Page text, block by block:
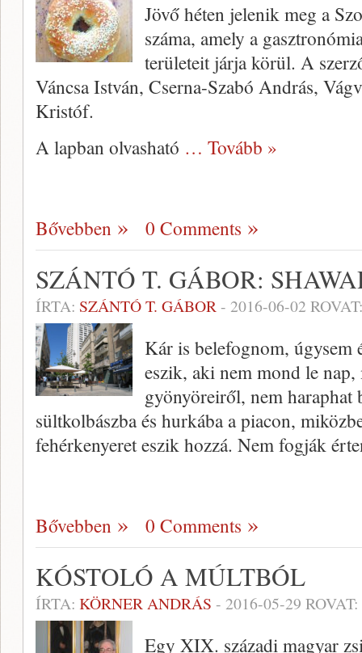
Jövő héten jelenik meg a
száma, amely a
területeit járja körül. A
Váncsa István, Cserna-Szabó András,
Kristóf.
A lapban olvasható … Tovább »
Bővebben 0 Comments
SZÁNTÓ T. GÁBOR:
ÍRTA: SZÁNTÓ T. GÁBOR- 2016-06-02
Kár is belefognom, úgysem
eszik, aki nem mond le
gyönyöreiről, nem haraphat
sültkolbászba és hurkába a piacon,
fehérkenyeret eszik hozzá. Nem fogják
Bővebben 0 Comments
KÓSTOLÓ A MÚLTBÓL
ÍRTA: KÖRNER ANDRÁS - 2016-05-29 ROVAT:
Egy XIX. századi magyar